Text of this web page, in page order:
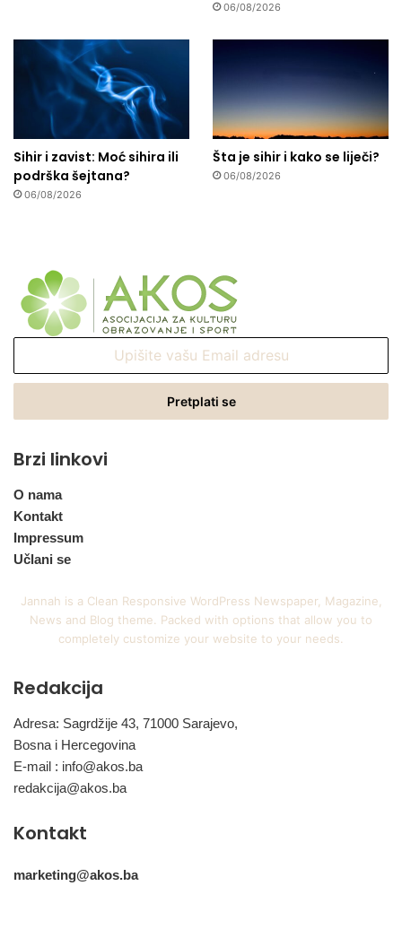
06/08/2026
Sihir i zavist: Moć sihira ili
podrška šejtana?
06/08/2026
Šta je sihir i kako se liječi?
06/08/2026
Email
Brzi linkovi
O nama
Kontakt
Impressum
Učlani se
Jannah is a Clean Responsive WordPress Newspaper, Magazine,
News and Blog theme. Packed with options that allow you to
completely customize your website to your needs.
Redakcija
Adresa: Sagrdžije 43, 71000 Sarajevo,
Bosna i Hercegovina
E-mail : info@akos.ba
redakcija@akos.ba
Kontakt
marketing@akos.ba